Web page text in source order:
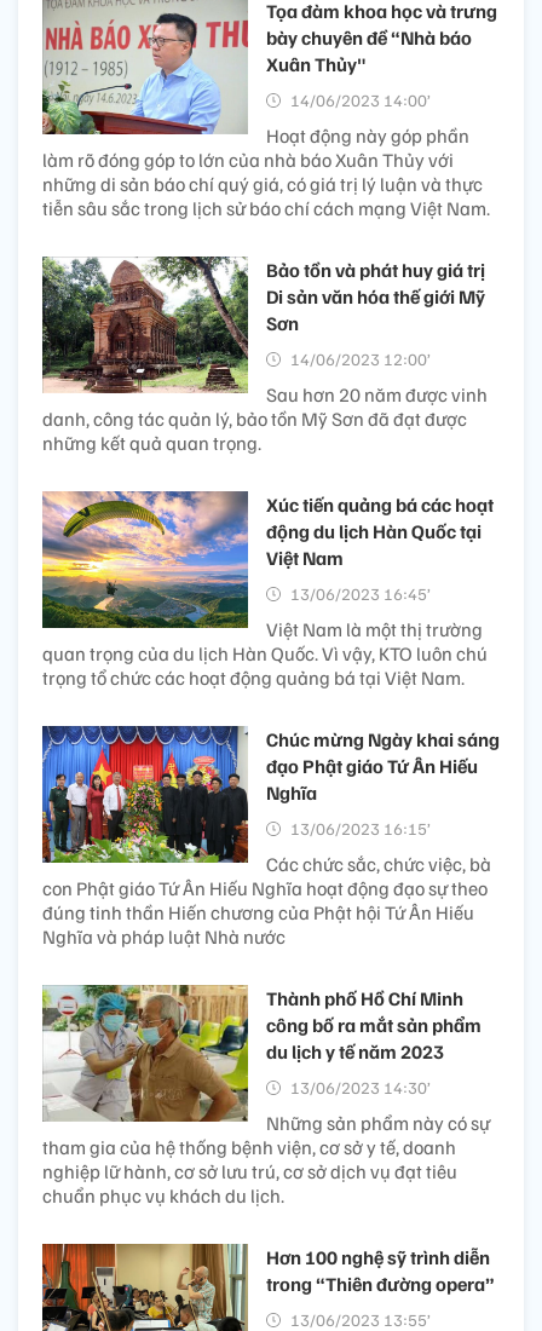
Tọa đàm khoa học và trưng
bày chuyên đề “Nhà báo
Xuân Thủy"
14/06/2023 14:00’
Hoạt động này góp phần
làm rõ đóng góp to lớn của nhà báo Xuân Thủy với
những di sản báo chí quý giá, có giá trị lý luận và thực
tiễn sâu sắc trong lịch sử báo chí cách mạng Việt Nam.
Bảo tồn và phát huy giá trị
Di sản văn hóa thế giới Mỹ
Sơn
14/06/2023 12:00’
Sau hơn 20 năm được vinh
danh, công tác quản lý, bảo tồn Mỹ Sơn đã đạt được
những kết quả quan trọng.
Xúc tiến quảng bá các hoạt
động du lịch Hàn Quốc tại
Việt Nam
13/06/2023 16:45’
Việt Nam là một thị trường
quan trọng của du lịch Hàn Quốc. Vì vậy, KTO luôn chú
trọng tổ chức các hoạt động quảng bá tại Việt Nam.
Chúc mừng Ngày khai sáng
đạo Phật giáo Tứ Ân Hiếu
Nghĩa
13/06/2023 16:15’
Các chức sắc, chức việc, bà
con Phật giáo Tứ Ân Hiếu Nghĩa hoạt động đạo sự theo
đúng tinh thần Hiến chương của Phật hội Tứ Ân Hiếu
Nghĩa và pháp luật Nhà nước
Thành phố Hồ Chí Minh
công bố ra mắt sản phẩm
du lịch y tế năm 2023
13/06/2023 14:30’
Những sản phẩm này có sự
tham gia của hệ thống bệnh viện, cơ sở y tế, doanh
nghiệp lữ hành, cơ sở lưu trú, cơ sở dịch vụ đạt tiêu
chuẩn phục vụ khách du lịch.
Hơn 100 nghệ sỹ trình diễn
trong “Thiên đường opera”
13/06/2023 13:55’